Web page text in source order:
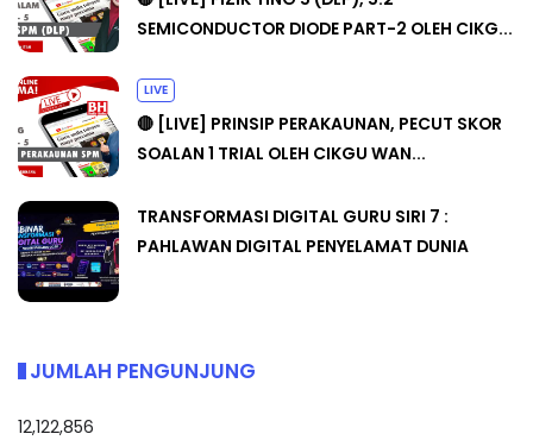
SEMICONDUCTOR DIODE PART-2 OLEH CIKG...
LIVE
🔴 [LIVE] PRINSIP PERAKAUNAN, PECUT SKOR
SOALAN 1 TRIAL OLEH CIKGU WAN...
TRANSFORMASI DIGITAL GURU SIRI 7 :
PAHLAWAN DIGITAL PENYELAMAT DUNIA
JUMLAH PENGUNJUNG
12,122,856